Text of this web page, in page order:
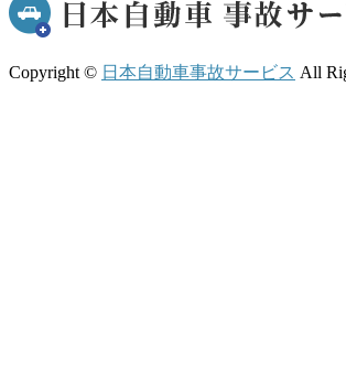
Copyright © 日本自動車事故サービス All